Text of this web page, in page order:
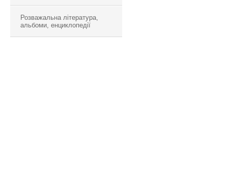
Розважальна література,
альбоми, енциклопедії